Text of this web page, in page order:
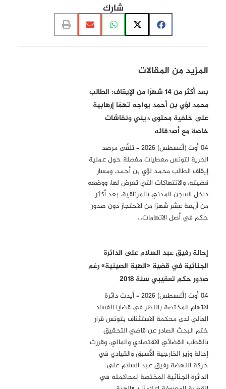
شارك
المزيد من المقالات
بعد أكثر من 14 شهرًا من الإيقاف: الطالب
محمد لؤي بن أحمد يواجه تهمًا إرهابية
على خلفية محتوى ديني ونقاشات
خاصة مع أصدقائه
04 أوت (أغسطس) 2026 – تلقّى مرصد
الحرية لتونس معطيات مفصلة حول عملية
إيقاف الطالب محمد لؤي بن أحمد، ومسار
قضيته، والانتهاكات التي تعرض لها، ووضعه
داخل السجن المدني بالمرناقية، بعد أكثر
من أربعة عشر شهرًا من الاحتجاز دون صدور
حكم في أصل الاتهامات…
إحالة رفيق عبد السلام على الدائرة
الجنائية في قضية «الهبة الصينية» رغم
صدور حكم تعقيبي سنة 2018
04 أوت (أغسطس) 2026 – أيدت دائرة
الاتهام المختصة بالنظر في قضايا الفساد
المالي لدى محكمة الاستئناف بتونس قرار
ختم البحث الصادر عن قاضي التحقيق
بالقطب القضائي الاقتصادي والمالي، وقررت
إحالة وزير الخارجية الأسبق والقيادي في
حركة النهضة رفيق عبد السلام على
الدائرة الجنائية المختصة لمحاكمته في